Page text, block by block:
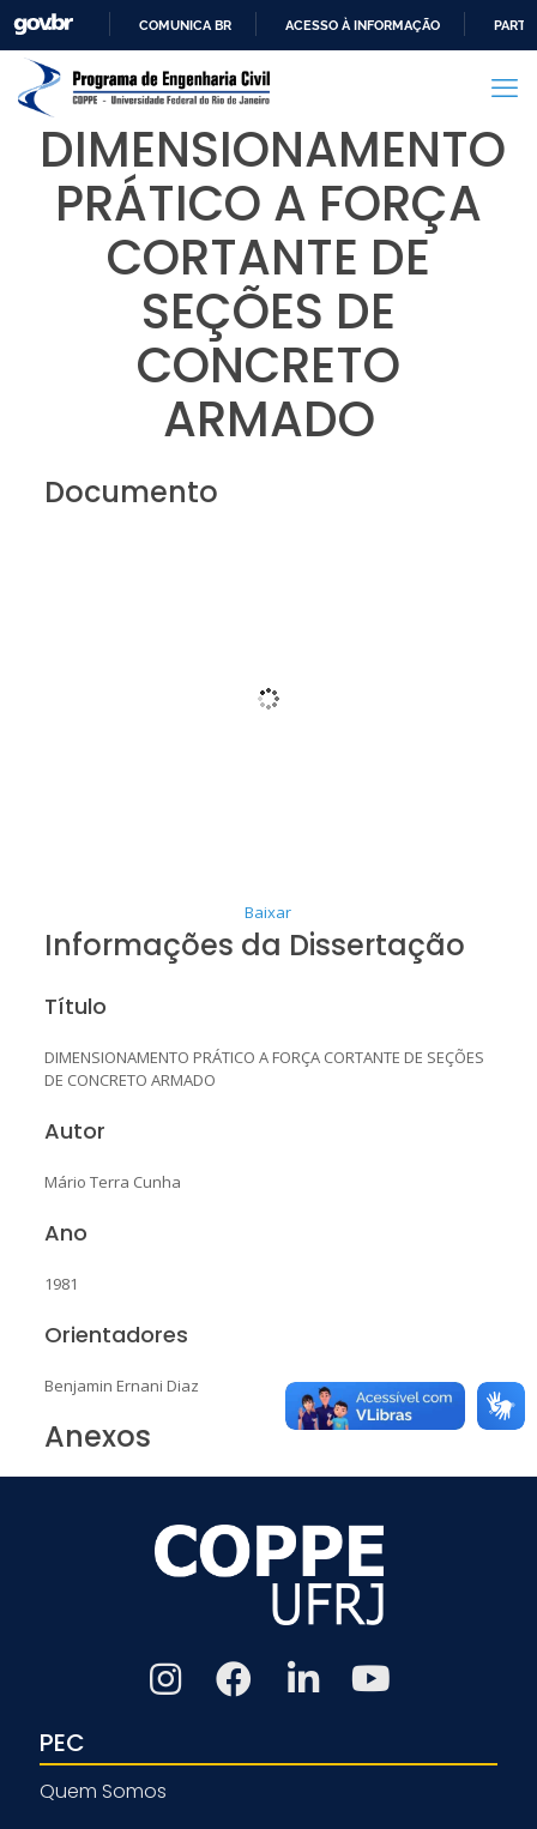
PARA
CONTEÚDO
COMUNICA BR ACESSO À INFORMAÇÃO
DIMENSIONAMENTO
PRÁTICO A FORÇA
CORTANTE DE
SEÇÕES DE
CONCRETO
ARMADO
Documento
Baixar
Informações da Dissertação
Título
DIMENSIONAMENTO PRÁTICO A FORÇA CORTANTE DE SEÇÕES
DE CONCRETO ARMADO
Autor
Mário Terra Cunha
Ano
1981
Orientadores
Benjamin Ernani Diaz
Anexos
PEC
Quem Somos